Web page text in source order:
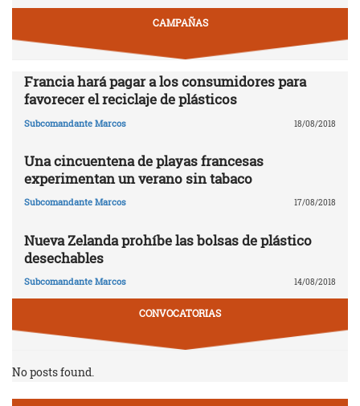
CAMPAÑAS
Francia hará pagar a los consumidores para
favorecer el reciclaje de plásticos
Subcomandante Marcos 18/08/2018
Una cincuentena de playas francesas
experimentan un verano sin tabaco
Subcomandante Marcos 17/08/2018
Nueva Zelanda prohíbe las bolsas de plástico
desechables
Subcomandante Marcos 14/08/2018
CONVOCATORIAS
No posts found.